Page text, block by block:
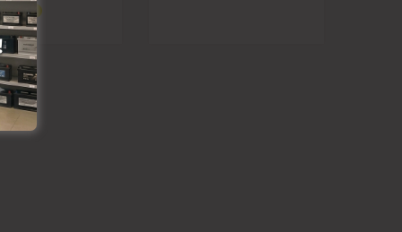
lapai